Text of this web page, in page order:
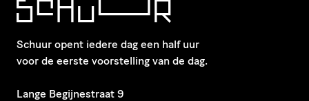
Schuur opent iedere dag een half uur
voor de eerste voorstelling van de dag.
​Lange Begijnestraat 9